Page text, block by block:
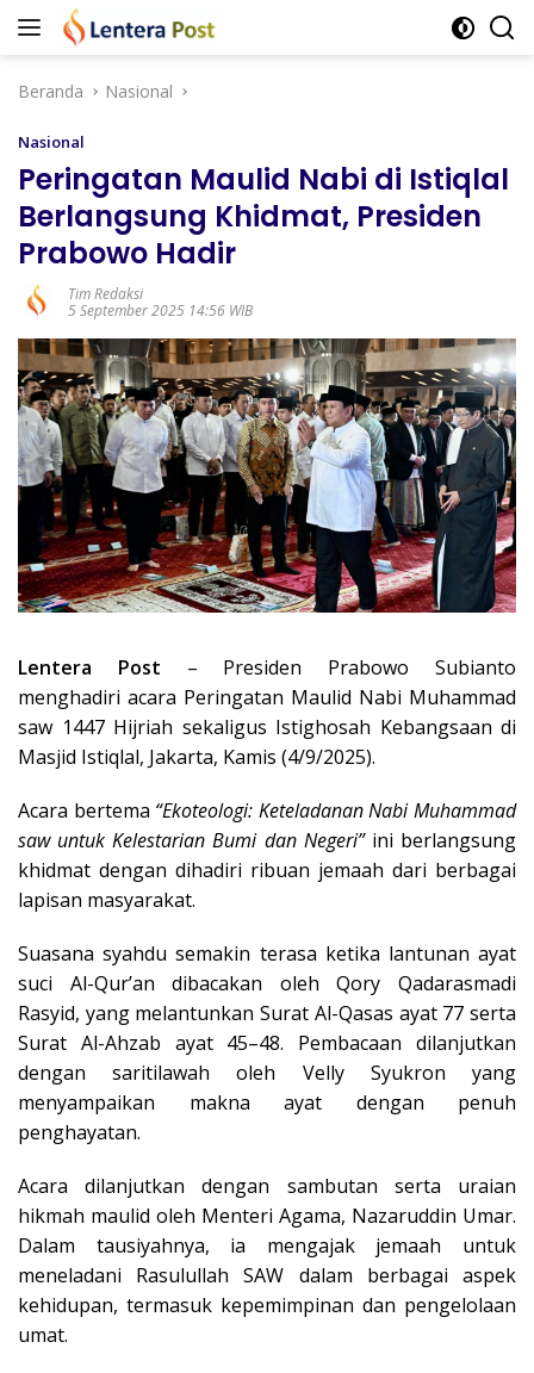
Langsung
Beranda
Nasional
Nasional
Peringatan Maulid Nabi di Istiqlal
Berlangsung Khidmat, Presiden
Prabowo Hadir
Tim Redaksi
5 September 2025 14:56 WIB
Lentera Post – Presiden Prabowo Subianto
menghadiri acara Peringatan Maulid Nabi Muhammad
saw 1447 Hijriah sekaligus Istighosah Kebangsaan di
Masjid Istiqlal, Jakarta, Kamis (4/9/2025).
Acara bertema “Ekoteologi: Keteladanan Nabi Muhammad
saw untuk Kelestarian Bumi dan Negeri”ini berlangsung
khidmat dengan dihadiri ribuan jemaah dari berbagai
lapisan masyarakat.
Suasana syahdu semakin terasa ketika lantunan ayat
suci Al-Qur’an dibacakan oleh Qory Qadarasmadi
Rasyid, yang melantunkan Surat Al-Qasas ayat 77 serta
Surat Al-Ahzab ayat 45–48. Pembacaan dilanjutkan
dengan saritilawah oleh Velly Syukron yang
menyampaikan makna ayat dengan penuh
penghayatan.
Acara dilanjutkan dengan sambutan serta uraian
hikmah maulid oleh Menteri Agama, Nazaruddin Umar.
Dalam tausiyahnya, ia mengajak jemaah untuk
meneladani Rasulullah SAW dalam berbagai aspek
kehidupan, termasuk kepemimpinan dan pengelolaan
umat.